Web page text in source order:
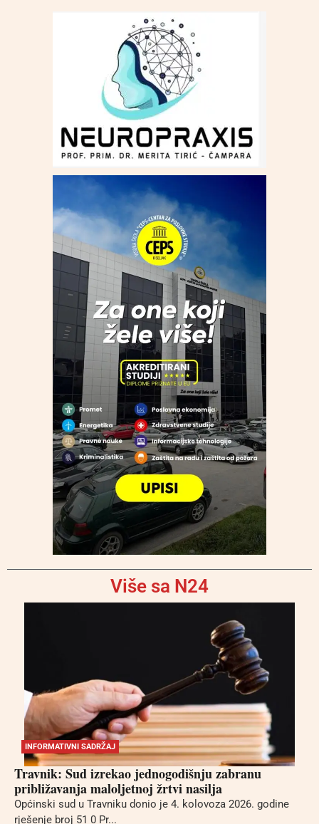
Više sa N24
INFORMATIVNI SADRŽAJ
Travnik: Sud izrekao jednogodišnju zabranu
približavanja maloljetnoj žrtvi nasilja
Općinski sud u Travniku donio je 4. kolovoza 2026. godine
rješenje broj 51 0 Pr...